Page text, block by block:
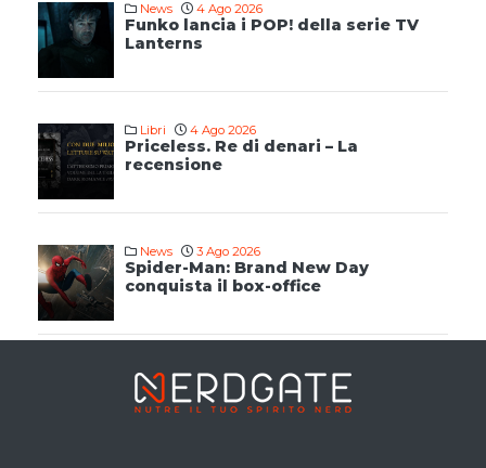
News 4 Ago 2026
Funko lancia i POP! della serie TV
Lanterns
Libri 4 Ago 2026
Priceless. Re di denari – La
recensione
News 3 Ago 2026
Spider-Man: Brand New Day
conquista il box-office